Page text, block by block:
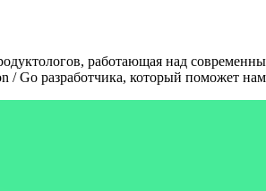
работающая над
Go разработчика, который поможет нам